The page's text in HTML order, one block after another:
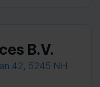
B.V.
42, 5245 NH